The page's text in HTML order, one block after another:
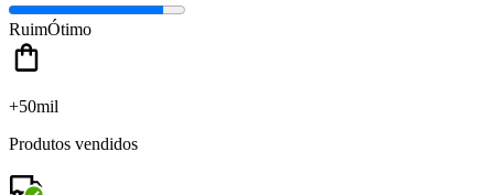
RuimÓtimo
+50mil
Produtos vendidos